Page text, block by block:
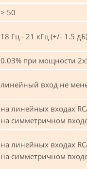
> 50
18 Гц - 21 кГц (+/- 1.5 дБ)
0.03% при мощности
линейный вход не
на линейных входах
на симметричном
на линейных входах
на симметричном